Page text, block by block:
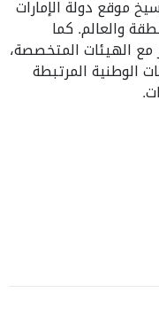
موقع دولة الإمارات
والعالم. كما
الهيئات المتخصصة،
الوطنية المرتبطة
.